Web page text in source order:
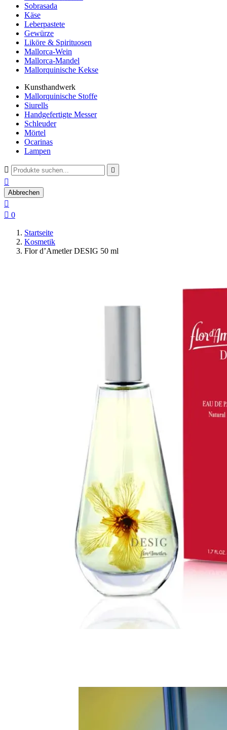
Sobrasada
Käse
Leberpastete
Gewürze
Liköre & Spirituosen
Mallorca-Wein
Mallorca-Mandel
Mallorquinische Kekse
Kunsthandwerk
Mallorquinische Stoffe
Siurells
Handgefertigte Messer
Schleuder
Mörtel
Ocarinas
Lampen
 

Abbrechen

 0
Startseite
Kosmetik
Flor d’Ametler DESIG 50 ml